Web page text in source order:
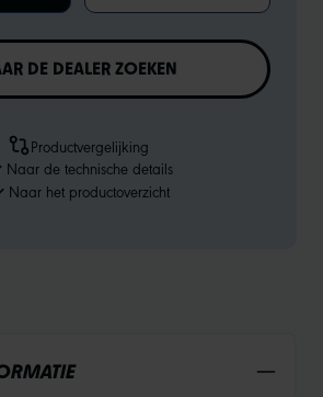
DE DEALER ZOEKEN
Productvergelijking
Naar de technische details
Naar het productoverzicht